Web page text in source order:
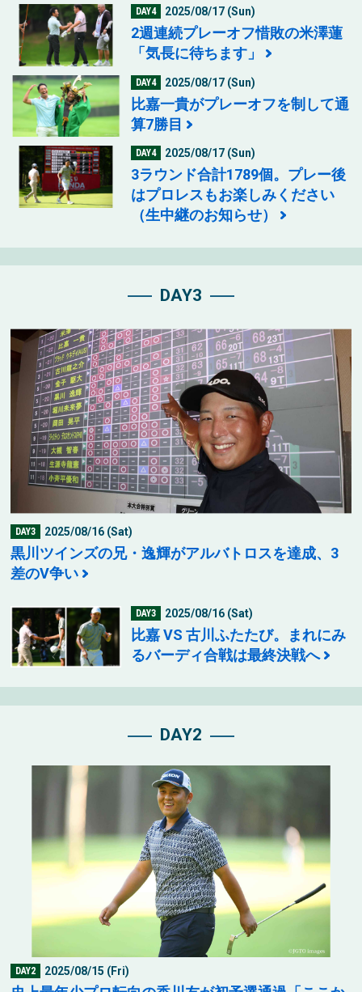
DAY4 2025/08/17 (Sun)
2週連続プレーオフ惜敗の米澤蓮
「気長に待ちます」
DAY4 2025/08/17 (Sun)
比嘉一貴がプレーオフを制して通
算7勝目
DAY4 2025/08/17 (Sun)
3ラウンド合計1789個。プレー後
はプロレスもお楽しみください
（生中継のお知らせ）
DAY3
DAY3 2025/08/16 (Sat)
黒川ツインズの兄・逸輝がアルバトロスを達成、3
差のV争い
DAY3 2025/08/16 (Sat)
比嘉 VS 古川ふたたび。まれにみ
るバーディ合戦は最終決戦へ
DAY2
DAY2 2025/08/15 (Fri)